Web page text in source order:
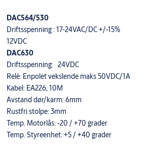
DAC564/530
Driftsspenning : 17-24VAC/
12VDC
DAC630
Driftsspenning: 24VDC
Relè: Enpolet vekslende maks 50VDC/1A
Kabel: EA226, 10M
Avstand dør/karm: 6mm
Rustfri stolpe: 3mm
Temp. Motorlås: -20 / +70 grader
Temp. Styreenhet: +5 / +40 grader